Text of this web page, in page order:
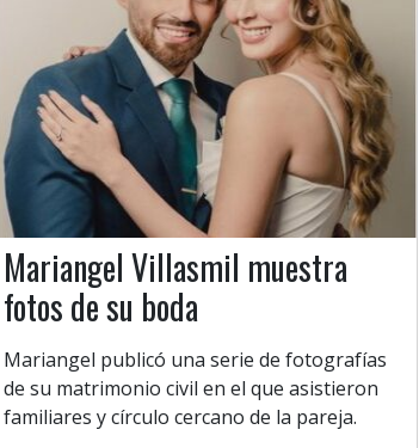
Mariangel Villasmil muestra
fotos de su boda
Mariangel publicó una serie de fotografías
de su matrimonio civil en el que asistieron
familiares y círculo cercano de la pareja.